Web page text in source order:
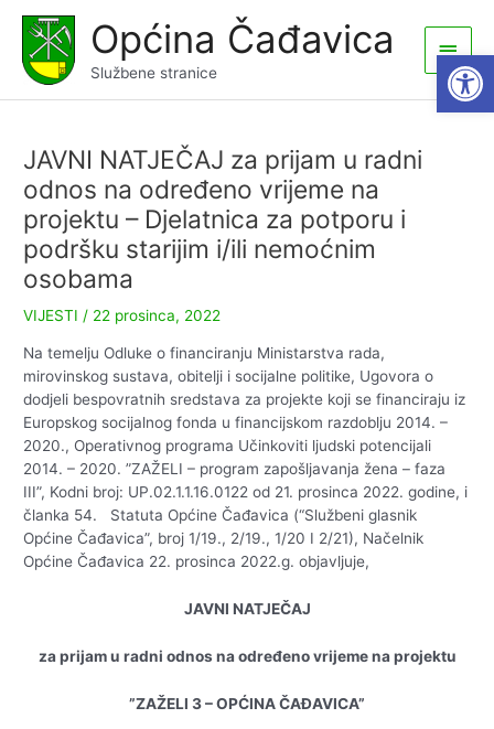
content
Općina Čađavica
Službene stranice
Main
Menu
JAVNI NATJEČAJ za prijam u radni
odnos na određeno vrijeme na
projektu – Djelatnica za potporu i
podršku starijim i/ili nemoćnim
osobama
VIJESTI / 22 prosinca, 2022
Na temelju Odluke o financiranju Ministarstva rada,
mirovinskog sustava, obitelji i socijalne politike, Ugovora o
dodjeli bespovratnih sredstava za projekte koji se financiraju iz
Europskog socijalnog fonda u financijskom razdoblju 2014. –
2020., Operativnog programa Učinkoviti ljudski potencijali
2014. – 2020. ”ZAŽELI – program zapošljavanja žena – faza
III”, Kodni broj: UP.02.1.1.16.0122 od 21. prosinca 2022. godine, i
članka 54. Statuta Općine Čađavica (“Službeni glasnik
Općine Čađavica”, broj 1/19., 2/19., 1/20 I 2/21), Načelnik
Općine Čađavica 22. prosinca 2022.g. objavljuje,
JAVNI NATJEČAJ
za prijam u radni odnos na određeno vrijeme na projektu
”ZAŽELI 3 – OPĆINA ČAĐAVICA”